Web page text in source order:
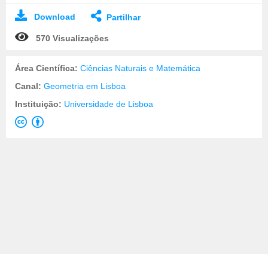
Download Partilhar
570 Visualizações
Área Científica: Ciências Naturais e Matemática
Canal: Geometria em Lisboa
Instituição: Universidade de Lisboa